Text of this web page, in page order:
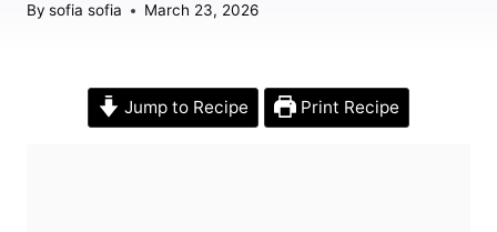
By sofia sofia March 23, 2026
Jump to Recipe Print Recipe